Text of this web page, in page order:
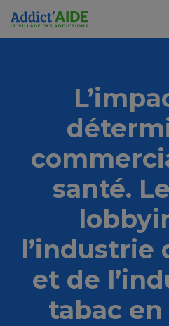
Aller au contenu principal
santé.
l’industrie
et de
tabac en
Panneau de gestion des